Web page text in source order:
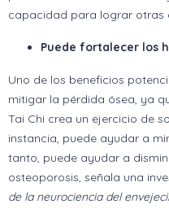
capacidad para lograr otras
Puede fortalecer los
Uno de los beneficios
mitigar la pérdida ósea, ya
Tai Chi crea un ejercicio de
instancia, puede ayudar a
tanto, puede ayudar a
osteoporosis, señala una
de la neurociencia del